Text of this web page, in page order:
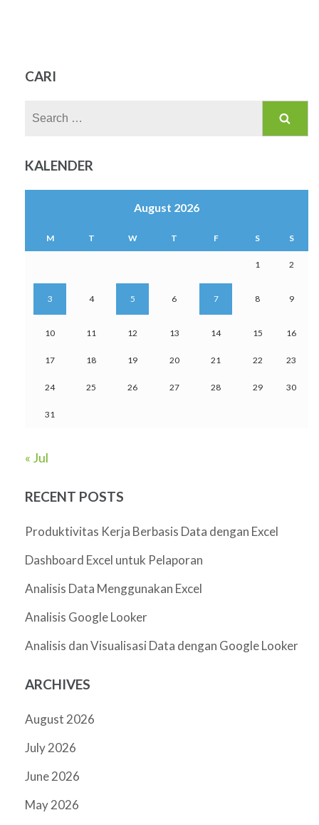
CARI
KALENDER
August 2026
M T W T F S S
1 2
3 4 5 6 7 8 9
10 11 12 13 14 15 16
17 18 19 20 21 22 23
24 25 26 27 28 29 30
31
« Jul
RECENT POSTS
Produktivitas Kerja Berbasis Data dengan Excel
Dashboard Excel untuk Pelaporan
Analisis Data Menggunakan Excel
Analisis Google Looker
Analisis dan Visualisasi Data dengan Google Looker
ARCHIVES
August 2026
July 2026
June 2026
May 2026